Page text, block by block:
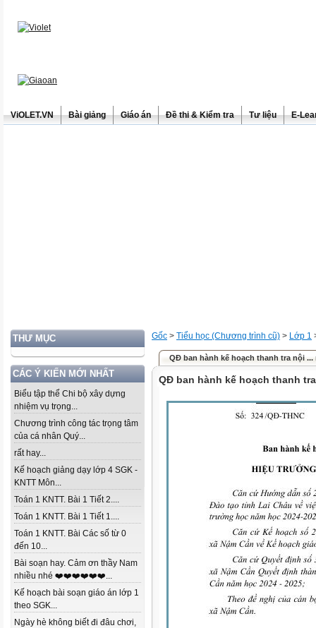
ViOLET.VN Bài giảng Giáo án Đề thi & Kiểm tra Tư liệu E-
THƯ MỤC
CÁC Ý KIẾN MỚI NHẤT
Biểu tập thể Chi bộ xây dựng
nhiệm vụ trọng...
Chương trình công tác trọng tâm
của cá nhân Quý...
rất hay...
Kế hoạch giảng dạy lớp 4 SGK -
KNTT Môn...
Toán 1 KNTT. Bài 1 Tiết 2....
Toán 1 KNTT. Bài 1 Tiết 1....
Toán 1 KNTT. Bài Các số từ 0
đến 10...
Bài soạn hay. Cảm ơn thầy Nam
nhiều nhé ❤️❤️❤️❤️❤️❤️...
Kế hoạch bài soạn giáo án lớp 1
theo SGK...
Ngày hè không biết đi đâu chơi,
Gốc > Tiểu học (Chương trình cũ) > Lớp 1
QĐ ban hành kế hoạch thanh tra nội ...
QĐ ban hành kế hoạch thanh